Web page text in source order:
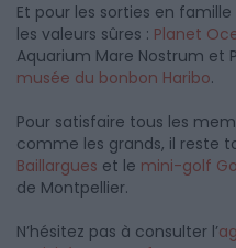
Et pour les sorties en
les valeurs sûres : Planet
Aquarium Mare Nostrum et
musée du bonbon Haribo.
Pour satisfaire tous les
comme les grands, il reste
Baillargues et le mini-golf
de Montpellier.
N’hésitez pas à consulter l’